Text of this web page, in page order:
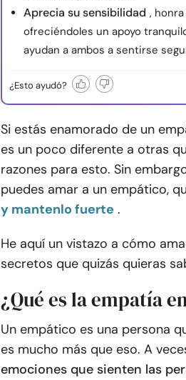
Aprecia su sensibilidad ,
ofreciéndoles un apoyo
ayudan a ambos a sentirse
¿Esto ayudó?
Si estás enamorado de un
es un poco diferente a otras
razones para esto. Sin
puedes amar a un empático,
y mantenlo fuerte .
He aquí un vistazo a cómo
secretos que quizás quieras
¿Qué es la empatía
Un empático es una persona
es mucho más que eso. A
emociones que sienten las